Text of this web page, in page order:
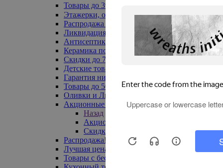
Товары до 399₽
Этажерки, обувницы
Распродажа текстиля до -50%
Ликвидация до -70%
Антисептики
Керамика по 129 руб
Скидки до 70%
Детские товары
Гарантия низкой цены
Товары до 500 руб
Оливки и Лимоны
Акционные товары
Назад
Акционные товары
Скидка 20% по промокоду
Распродажа! Ульяновск до -70%
Лучшая цена
Товары с бесплатной доставкой